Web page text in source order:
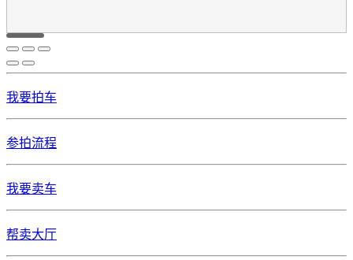
我要拍车
参拍流程
我要卖车
帮卖大厅